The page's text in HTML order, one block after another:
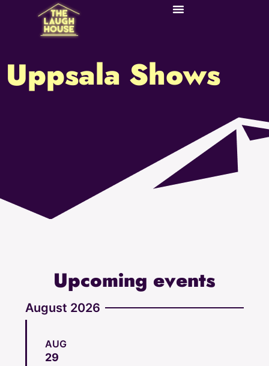
Uppsala Shows
Upcoming events
August 2026
AUG
29